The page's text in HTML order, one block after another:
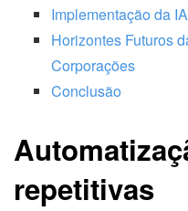
Implementação da
Horizontes Futuros
Corporações
Conclusão
repetitivas